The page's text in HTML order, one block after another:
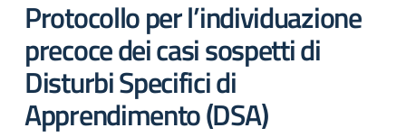
Protocollo per l’individuazione
precoce dei casi sospetti di
Disturbi Specifici di
Apprendimento (DSA)